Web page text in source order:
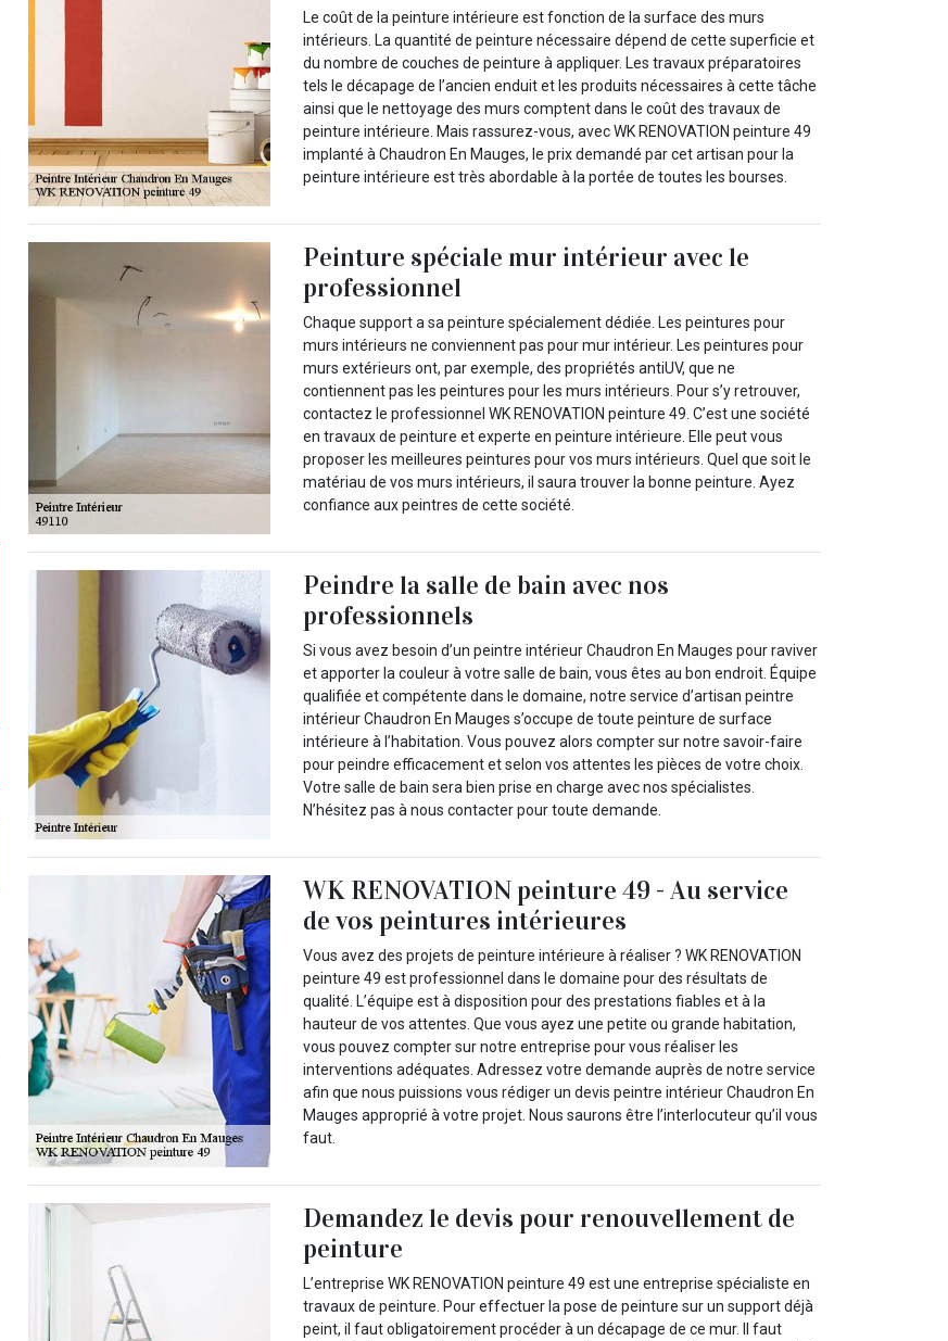
Le coût de la peinture intérieure est fonction de la surface des murs
intérieurs. La quantité de peinture nécessaire dépend de cette superficie et
du nombre de couches de peinture à appliquer. Les travaux préparatoires
tels le décapage de l’ancien enduit et les produits nécessaires à cette tâche
ainsi que le nettoyage des murs comptent dans le coût des travaux de
peinture intérieure. Mais rassurez-vous, avec WK RENOVATION peinture 49
implanté à Chaudron En Mauges, le prix demandé par cet artisan pour la
peinture intérieure est très abordable à la portée de toutes les bourses.
Peinture spéciale mur intérieur avec le
professionnel
Chaque support a sa peinture spécialement dédiée. Les peintures pour
murs intérieurs ne conviennent pas pour mur intérieur. Les peintures pour
murs extérieurs ont, par exemple, des propriétés antiUV, que ne
contiennent pas les peintures pour les murs intérieurs. Pour s’y retrouver,
contactez le professionnel WK RENOVATION peinture 49. C’est une société
en travaux de peinture et experte en peinture intérieure. Elle peut vous
proposer les meilleures peintures pour vos murs intérieurs. Quel que soit le
matériau de vos murs intérieurs, il saura trouver la bonne peinture. Ayez
confiance aux peintres de cette société.
Peindre la salle de bain avec nos
professionnels
Si vous avez besoin d’un peintre intérieur Chaudron En Mauges pour raviver
et apporter la couleur à votre salle de bain, vous êtes au bon endroit. Équipe
qualifiée et compétente dans le domaine, notre service d’artisan peintre
intérieur Chaudron En Mauges s’occupe de toute peinture de surface
intérieure à l’habitation. Vous pouvez alors compter sur notre savoir-faire
pour peindre efficacement et selon vos attentes les pièces de votre choix.
Votre salle de bain sera bien prise en charge avec nos spécialistes.
N’hésitez pas à nous contacter pour toute demande.
WK RENOVATION peinture 49 - Au service
de vos peintures intérieures
Vous avez des projets de peinture intérieure à réaliser ? WK RENOVATION
peinture 49 est professionnel dans le domaine pour des résultats de
qualité. L’équipe est à disposition pour des prestations fiables et à la
hauteur de vos attentes. Que vous ayez une petite ou grande habitation,
vous pouvez compter sur notre entreprise pour vous réaliser les
interventions adéquates. Adressez votre demande auprès de notre service
afin que nous puissions vous rédiger un devis peintre intérieur Chaudron En
Mauges approprié à votre projet. Nous saurons être l’interlocuteur qu’il vous
faut.
Demandez le devis pour renouvellement de
peinture
L’entreprise WK RENOVATION peinture 49 est une entreprise spécialiste en
travaux de peinture. Pour effectuer la pose de peinture sur un support déjà
peint, il faut obligatoirement procéder à un décapage de ce mur. Il faut